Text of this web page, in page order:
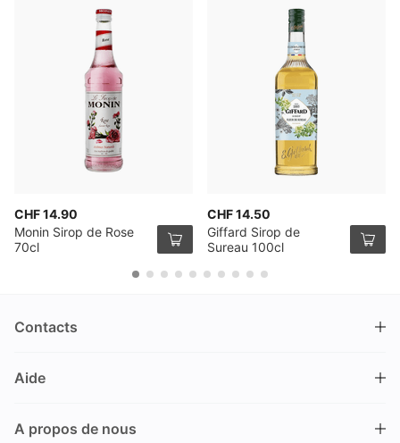
CHF 14.90
Monin Sirop de Rose
70cl
CHF 14.50
Giffard Sirop de
Sureau 100cl
Contacts
Nüschelerstrasse 35
Suisse
Aide
A propos de nous